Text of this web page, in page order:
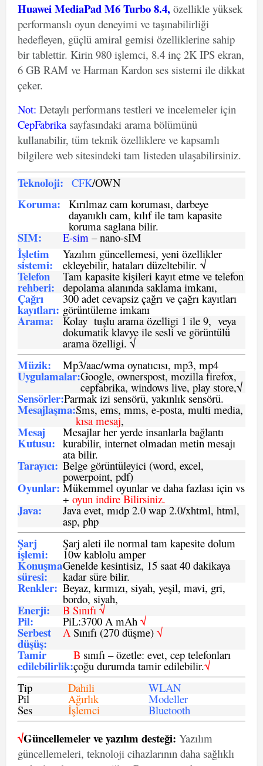
Huawei MediaPad M6 Turbo 8.4, özellikle yüksek
performanslı oyun deneyimi ve taşınabilirliği
hedefleyen, güçlü amiral gemisi özelliklerine sahip
bir tablettir. Kirin 980 işlemci, 8.4 inç 2K IPS ekran,
6 GB RAM ve Harman Kardon ses sistemi ile dikkat
çeker.
Not: Detaylı performans testleri ve incelemeler için
CepFabrika sayfasındaki arama bölümünü
kullanabilir, tüm teknik özelliklere ve kapsamlı
bilgilere web sitesindeki tam listeden ulaşabilirsiniz.
Teknoloji: CFK/OWN
Koruma: Kırılmaz cam koruması, darbeye
dayanıklı cam, kılıf ile tam kapasite
koruma saglana bilir.
SIM: E-sim – nano-sIM
İşletim
sistemi:
Yazılım güncellemesi, yeni özellikler
ekleyebilir, hataları düzeltebilir. √
Telefon
rehberi:
Tam kapasite kişileri kayıt etme ve telefon
depolama alanında saklama imkanı,
Çağrı
kayıtları:
300 adet cevapsiz çağrı ve çağrı kayıtları
görüntüleme imkanı
Arama: Kolay tuşlu arama özelligi 1 ile 9, veya
dokumatik klavye ile sesli ve görüntülü
arama özelligi. √
Müzik: Mp3/aac/wma oynatıcısı, mp3, mp4
Uygulamalar:Google, ownerspost, mozilla firefox,
cepfabrika, windows live, play store,√
Sensörler:Parmak izi sensörü, yakınlık sensörü.
Mesajlaşma:Sms, ems, mms, e-posta, multi media,
kısa mesaj,
Mesaj
Kutusu:
Mesajlar her yerde insanlarla bağlantı
kurabilir, internet olmadan metin mesajı
ata bilir.
Tarayıcı: Belge görüntüleyici (word, excel,
powerpoint, pdf)
Oyunlar: Mükemmel oyunlar ve daha fazlası için vs
+ oyun indire Bilirsiniz.
Java: Java evet, mıdp 2.0 wap 2.0/xhtml, html,
asp, php
Şarj
işlemi:
Şarj aleti ile normal tam kapesite dolum
10w kablolu amper
Konuşma
süresi:
Genelde kesintisiz, 15 saat 40 dakikaya
kadar süre bilir.
Renkler: Beyaz, kırmızı, siyah, yeşil, mavi, gri,
bordo, siyah,
Enerji: B Sınıfı √
Pil: PiL:3700 A mAh √
Serbest
düşüş:
ASınıfı (270 düşme) √
Tamir
edilebilirlik:
B sınıfı – özetle: evet, cep telefonları
çoğu durumda tamir edilebilir.√
Tip
Dahili WLAN
Pil Ağırlık Modeller
Ses İşlemci Bluetooth
√Güncellemeler ve yazılım desteği: Yazılım
güncellemeleri, teknoloji cihazlarının daha sağlıklı